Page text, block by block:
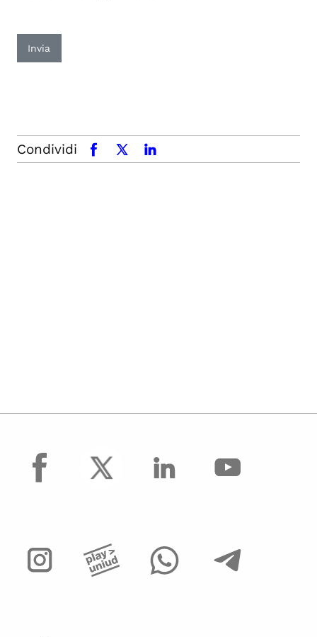
Invia
Condividi facebookx.comlinkedin
facebook